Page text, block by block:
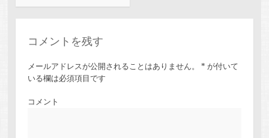
コメントを残す
メールアドレスが公開されることはありません。 * が付いて
いる欄は必須項目です
コメント